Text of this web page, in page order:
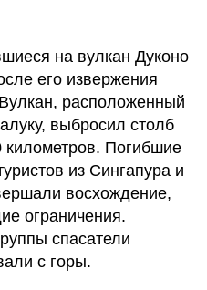
на вулкан Дуконо
его извержения
расположенный
выбросил столб
километров. Погибшие
из Сингапура и
восхождение,
ограничения.
спасатели
с горы.